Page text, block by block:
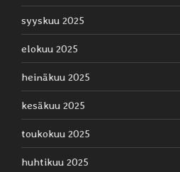
syyskuu 2025
elokuu 2025
heinäkuu 2025
kesäkuu 2025
toukokuu 2025
huhtikuu 2025